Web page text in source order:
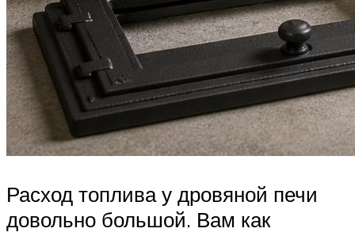
Расход топлива у дровяной печи
довольно большой. Вам как